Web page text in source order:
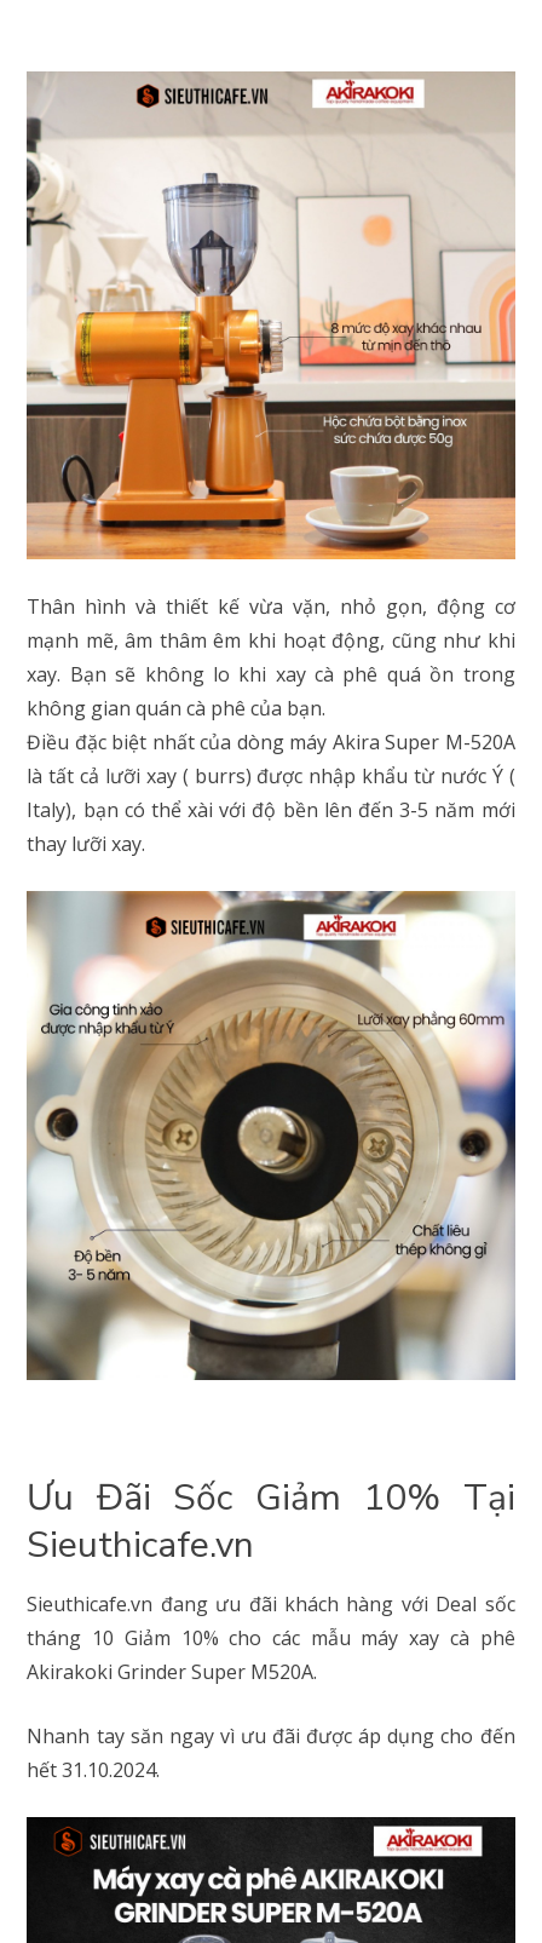
Thân hình và thiết kế vừa vặn, nhỏ gọn, động cơ
mạnh mẽ, âm thâm êm khi hoạt động, cũng như khi
xay. Bạn sẽ không lo khi xay cà phê quá ồn trong
không gian quán cà phê của bạn.
Điều đặc biệt nhất của dòng máy Akira Super M-520A
là tất cả lưỡi xay ( burrs) được nhập khẩu từ nước Ý (
Italy), bạn có thể xài với độ bền lên đến 3-5 năm mới
thay lưỡi xay.
Ưu Đãi Sốc Giảm 10% Tại
Sieuthicafe.vn
Sieuthicafe.vn đang ưu đãi khách hàng với Deal sốc
tháng 10 Giảm 10% cho các mẫu máy xay cà phê
Akirakoki Grinder Super M520A.
Nhanh tay săn ngay vì ưu đãi được áp dụng cho đến
hết 31.10.2024.